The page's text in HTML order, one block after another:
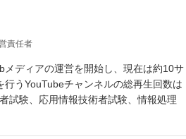
責任者
ディアの運営を開始し、現在は約10サ
うYouTubeチャンネルの総再生回数は
試験、応用情報技術者試験、情報処理